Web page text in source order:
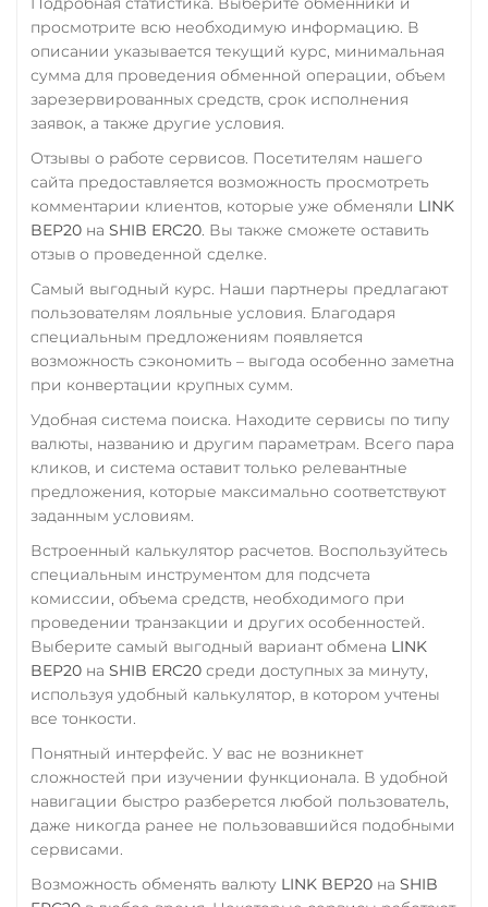
Solana (SOL)
StableUSD (USDS)
Starknet (STRK)
Stellar (XLM)
Sui
Sushi
Terra (LUNA)
Tether (USDT)
Omni ERC20
TRC20
BEP20
SOL
POL
CRONOS
ARB
AVAXC
OP
TON NEAR
Tether Gold (XAUt)
Tezos (XTZ)
Tornado Cash (TORN)
Tron (TRX)
TrueUSD (TUSD)
ERC20 TRC20 BEP
TRUMP
Trust Wallet Token (TWT)
Uniswap (UNI)
ERC20
USD Coin (USDC)
RUB
УкрСиббанк UAH
Фридом Банк KZT
просмотрите всю необходимую информацию. В
описании указывается текущий курс, минимальная
сумма для проведения обменной операции, объем
зарезервированных средств, срок исполнения
заявок, а также другие условия.
Отзывы о работе сервисов. Посетителям нашего
сайта предоставляется возможность просмотреть
комментарии клиентов, которые уже обменяли LINK
BEP20 на SHIB ERC20. Вы также сможете оставить
отзыв о проведенной сделке.
Самый выгодный курс. Наши партнеры предлагают
пользователям лояльные условия. Благодаря
специальным предложениям появляется
возможность сэкономить – выгода особенно заметна
при конвертации крупных сумм.
Удобная система поиска. Находите сервисы по типу
валюты, названию и другим параметрам. Всего пара
кликов, и система оставит только релевантные
предложения, которые максимально соответствуют
заданным условиям.
Встроенный калькулятор расчетов. Воспользуйтесь
специальным инструментом для подсчета
комиссии, объема средств, необходимого при
проведении транзакции и других особенностей.
Выберите самый выгодный вариант обмена LINK
BEP20 на SHIB ERC20 среди доступных за минуту,
используя удобный калькулятор, в котором учтены
все тонкости.
Понятный интерфейс. У вас не возникнет
сложностей при изучении функционала. В удобной
навигации быстро разберется любой пользователь,
даже никогда ранее не пользовавшийся подобными
сервисами.
Возможность обменять валюту LINK BEP20 на SHIB